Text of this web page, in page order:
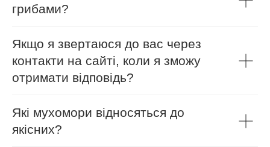
грибами?
Якщо я звертаюся до вас через
контакти на сайті, коли я зможу
отримати відповідь?
Які мухомори відносяться до
якісних?